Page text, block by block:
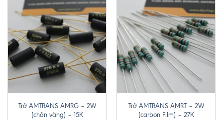
Trở AMTRANS AMRG – 2W
(chân vàng) – 15K
Trở AMTRANS AMRT – 2W
(carbon Film) – 27K